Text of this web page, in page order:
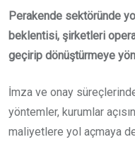
Perakende sektöründe
beklentisi, şirketleri
geçirip dönüştürmeye
İmza ve onay
yöntemler, kurumlar
maliyetlere yol açmaya